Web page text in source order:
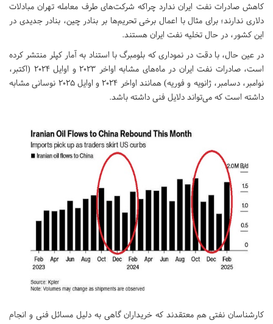
کاهش صادرات نفت ایران ندارد چراکه شرکت‌های طرف معامله تهران مبادلات
دلاری ندارند؛ برای مثال با اعمال برخی تحریم‌ها بر بنادر چین، بنادر جدیدی در
این کشور، در حال تخلیه نفت ایران هستند.
در عین حال، با دقت در نموداری که بلومبرگ با استناد به آمار کپلر منتشر کرده
است، صادرات نفت ایران در ماه‌های مشابه اواخر ۲۰۲۳ و اوایل ۲۰۲۴ (اکتبر،
نوامبر، دسامبر، ژانویه و فوریه) همانند اواخر ۲۰۲۴ و اوایل ۲۰۲۵ نوسانی مشابه
داشته است که می‌تواند دلایل فنی داشته باشد.
کارشناسان نفتی هم معتقدند که خریداران گاهی به دلیل مسائل فنی و انجام